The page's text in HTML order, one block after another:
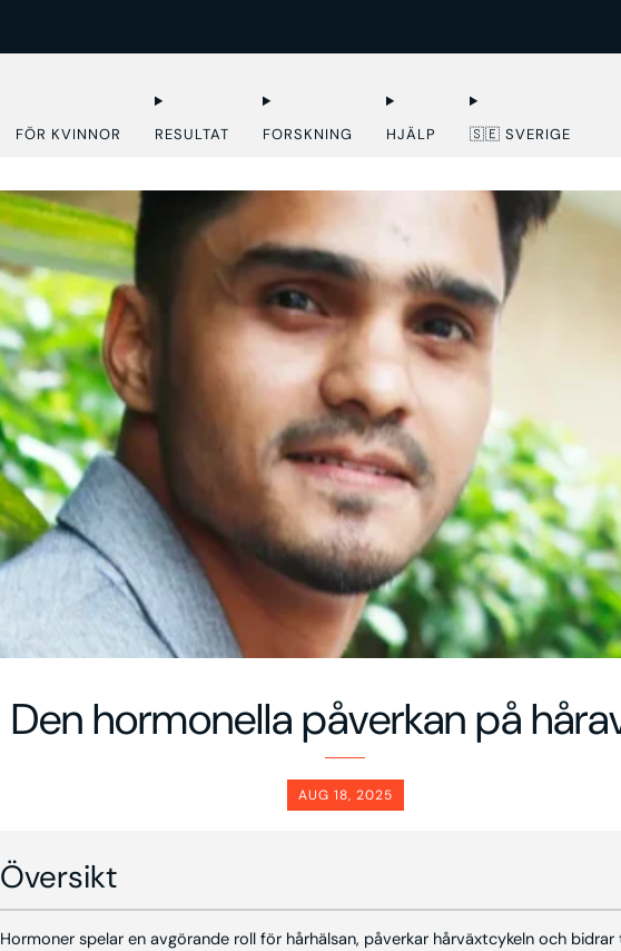
FÖR KVINNOR RESULTAT FORSKNING HJÄLP 🇸🇪 SVERIGE
Den hormonella påverkan på
AUG 18, 2025
Översikt
Hormoner spelar en avgörande roll för hårhälsan, påverkar hårväxtcykeln och bidrar